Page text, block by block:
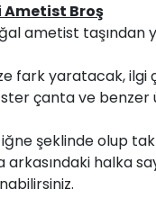
Broş
ametist taşından
fark yaratacak, ilgi
çanta ve benzer
şeklinde olup
arkasındaki halka